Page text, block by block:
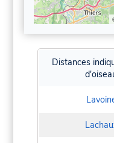
Distances